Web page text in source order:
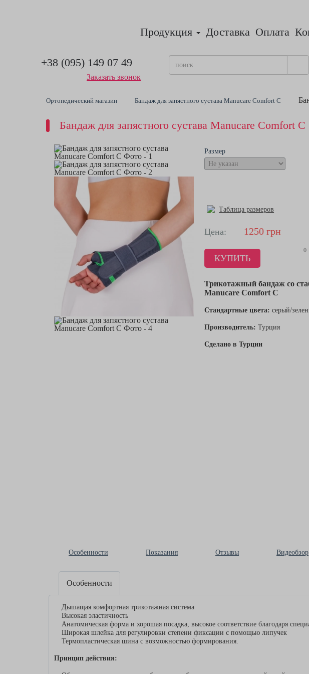
Продукция Доставка Оплата
+38 (095) 149 07 49
Заказать звонок
Ортопедический магазин Бандаж для запястного сустава Manucare Comfort C
Бандаж для запястного сустава Manucare Comfort C
Размер
Таблица размеров
Цена: 1250 грн
КУПИТЬ
0
Трикотажный бандаж со
Manucare Comfort C
Стандартные цвета:серый/
Производитель: Турция
Сделано в Турции
Особенности Показания Отзывы Видеобзор
Особенности
Дышащая комфортная трикотажная система
Высокая эластичность
Анатомическая форма и хорошая посадка, высокое соответствие благодаря
Широкая шлейка для регулировки степени фиксации с помощью липучек
Термопластическая шина с возможностью формирования.
Принцип действия: